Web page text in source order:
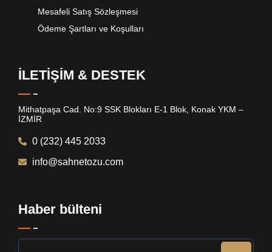
Mesafeli Satış Sözleşmesi
Ödeme Şartları ve Koşulları
İLETİŞİM & DESTEK
Mithatpaşa Cad. No:9 SSK Blokları E-1 Blok, Konak YKM –
İZMİR
0 (232) 445 2033
info@sahnetozu.com
Haber bülteni